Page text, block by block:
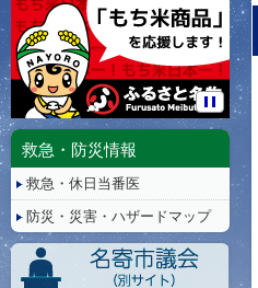
停
救急・防災情報
救急・休日当番医
防災・災害・ハザードマップ